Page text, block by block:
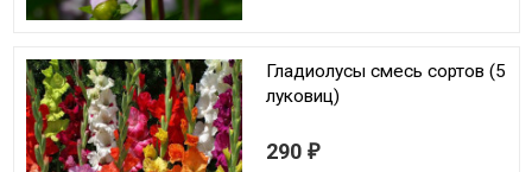
Гладиолусы смесь сортов (5
луковиц)
290 ₽